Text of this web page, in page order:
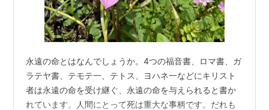
永遠の命とはなんでしょうか。4つの福音書、ロマ書、ガ
ラテヤ書、テモテ一、テトス、ヨハネ一などにキリスト
者は永遠の命を受け継ぐ、永遠の命を与えられると書か
れています。人間にとって死は重大な事柄です。だれも